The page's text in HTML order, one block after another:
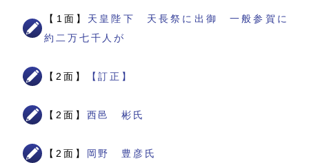
【1面】 天皇陛下 天長祭に出御 一般参賀に
約二万七千人が
【2面】 【訂正】
【2面】 西邑 彬氏
【2面】 岡野 豊彦氏